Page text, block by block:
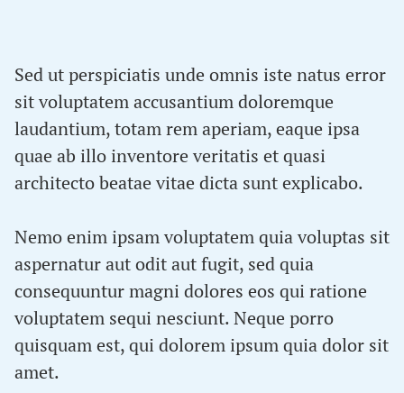
Sed ut perspiciatis unde omnis iste natus error
sit voluptatem accusantium doloremque
laudantium, totam rem aperiam, eaque ipsa
quae ab illo inventore veritatis et quasi
architecto beatae vitae dicta sunt explicabo.
Nemo enim ipsam voluptatem quia voluptas sit
aspernatur aut odit aut fugit, sed quia
consequuntur magni dolores eos qui ratione
voluptatem sequi nesciunt. Neque porro
quisquam est, qui dolorem ipsum quia dolor sit
amet.